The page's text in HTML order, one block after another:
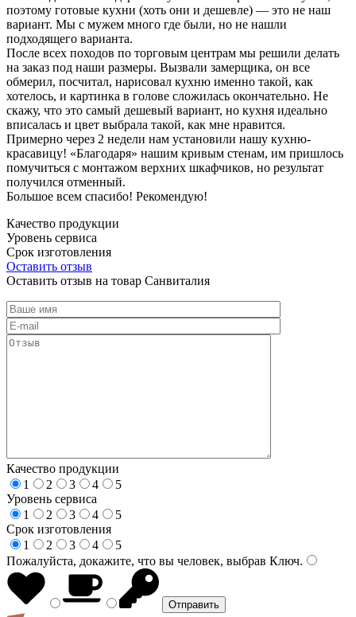
поэтому готовые кухни (хоть они и дешевле) — это не наш
вариант. Мы с мужем много где были, но не нашли
подходящего варианта.
После всех походов по торговым центрам мы решили делать
на заказ под наши размеры. Вызвали замерщика, он все
обмерил, посчитал, нарисовал кухню именно такой, как
хотелось, и картинка в голове сложилась окончательно. Не
скажу, что это самый дешевый вариант, но кухня идеально
вписалась и цвет выбрала такой, как мне нравится.
Примерно через 2 недели нам установили нашу кухню-
красавицу! «Благодаря» нашим кривым стенам, им пришлось
помучиться с монтажом верхних шкафчиков, но результат
получился отменный.
Большое всем спасибо! Рекомендую!
Качество продукции
Уровень сервиса
Срок изготовления
Оставить отзыв
Оставить отзыв на товар Санвиталия
Качество продукции
1
2 3 4
5
Уровень сервиса
1
2 3 4
5
Срок изготовления
1
2 3 4
5
Пожалуйста, докажите, что вы человек, выбрав Ключ.